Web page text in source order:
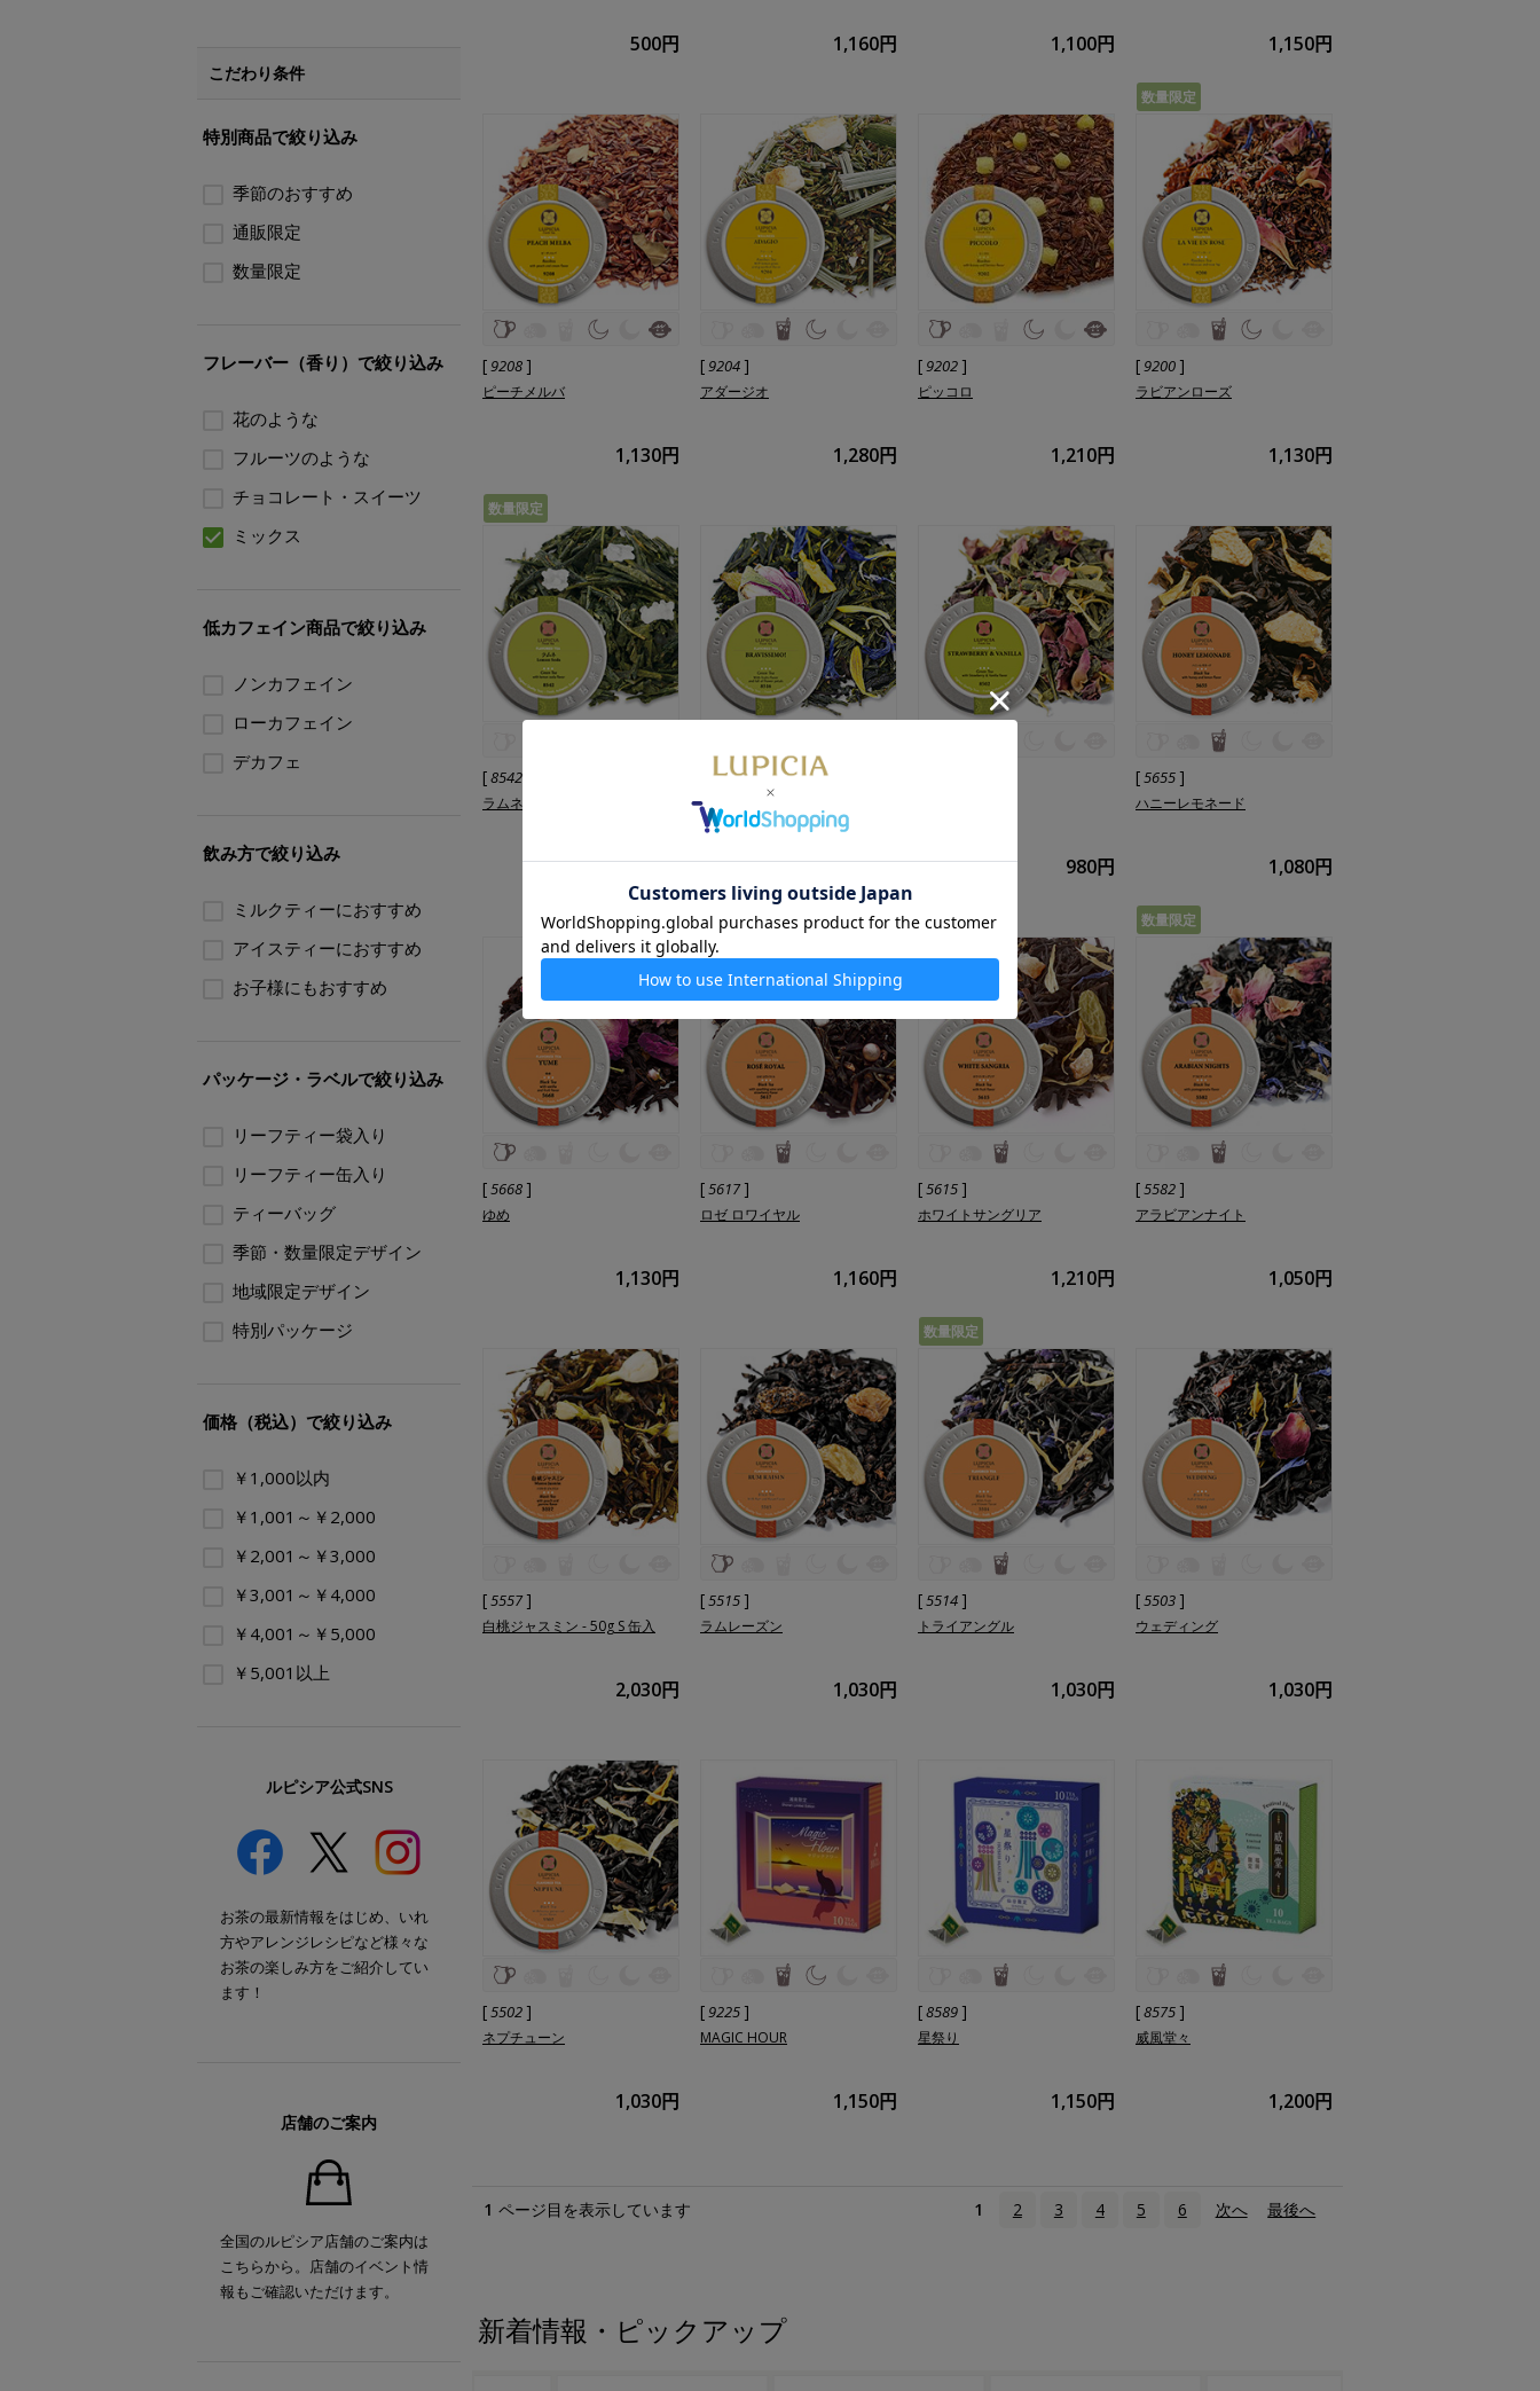
500円 1,160円 1,100円 1,150円
[9208 ]
ピーチメルバ
1,130円
[9204 ]
アダージオ
1,280円
[9202 ]
ピッコロ
1,210円
数量限定
[9200 ]
ラビアンローズ
1,130円
数量限定
[8542
ラムネ
1,080円
8516]
ブラビッシモ！
1,080円 980円
[5655 ]
ハニーレモネード
1,080円
[5668 ]
ゆめ
1,130円
[5617 ]
ロゼ ロワイヤル
1,160円
[5615 ]
ホワイトサングリア
1,210円
数量限定
[5582 ]
アラビアンナイト
1,050円
[5557 ]
白桃ジャスミン - 50g S 缶入
2,030円
[5515 ]
ラムレーズン
1,030円
数量限定
[5514 ]
トライアングル
1,030円
[5503 ]
ウェディング
1,030円
[5502 ]
ネプチューン
1,030円
[9225 ]
MAGIC HOUR
1,150円
[8589 ]
星祭り
1,150円
[8575 ]
威風堂々
1,200円
1 ページ目を表示しています 1 2 3 4 5 6 次へ 最後へ
新着情報・ピックアップ
こだわり条件
特別商品で絞り込み
季節のおすすめ
通販限定
数量限定
フレーバー（香り）で絞り込み
花のような
フルーツのような
チョコレート・スイーツ
ミックス
低カフェイン商品で絞り込み
ノンカフェイン
ローカフェイン
デカフェ
飲み方で絞り込み
ミルクティーにおすすめ
アイスティーにおすすめ
お子様にもおすすめ
パッケージ・ラベルで絞り込み
リーフティー袋入り
リーフティー缶入り
ティーバッグ
季節・数量限定デザイン
地域限定デザイン
特別パッケージ
価格（税込）で絞り込み
￥1,000以内
￥1,001～￥2,000
￥2,001～￥3,000
￥3,001～￥4,000
￥4,001～￥5,000
￥5,001以上
ルピシア公式SNS
お茶の最新情報をはじめ、いれ
方やアレンジレシピなど様々な
お茶の楽しみ方をご紹介してい
ます！
店舗のご案内
全国のルピシア店舗のご案内は
こちらから。店舗のイベント情
報もご確認いただけます。